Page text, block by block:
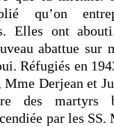
qu’on
Elles ont
abattue sur
Réfugiés en
Mme Derjean et
des martyrs
par les SS.